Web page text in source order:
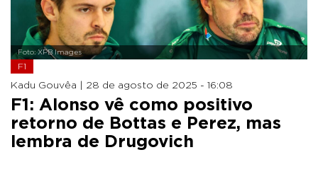
Foto: XPB Images
F1
Kadu Gouvêa | 28 de agosto de 2025 - 16:08
F1: Alonso vê como positivo
retorno de Bottas e Perez, mas
lembra de Drugovich